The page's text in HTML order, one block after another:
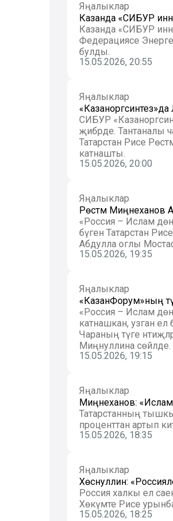
Яңалыклар
Казанда «СИБУР
Казанда «СИБУР
Федерациясе
булды.
15.05.2026, 20:55
Яңалыклар
СИБУР
җибәрде. Тантаналы
Татарстан Рәисе
катнашты.
15.05.2026, 20:00
Яңалыклар
Рөстәм Миңнеханов
«Россия – Ислам
бүген Татарстан
Абдулла оглы
15.05.2026, 19:35
Яңалыклар
«КазанФорум»ның
«Россия – Ислам
катнашкан, узган
Чараның тәүге
Миңнуллина сөйләде.
15.05.2026, 19:15
Яңалыклар
Миңнеханов: «Ислам
Татарстанның тышкы
проценттан артып
15.05.2026, 18:35
Яңалыклар
Хөснуллин:
Россия халкы ел
Хөкүмәте Рәисе
15.05.2026, 18:25